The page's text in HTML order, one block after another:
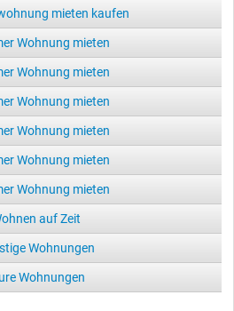
mieten kaufen
Wohnung mieten
Wohnung mieten
Wohnung mieten
Wohnung mieten
Wohnung mieten
Wohnung mieten
auf Zeit
Wohnungen
Wohnungen